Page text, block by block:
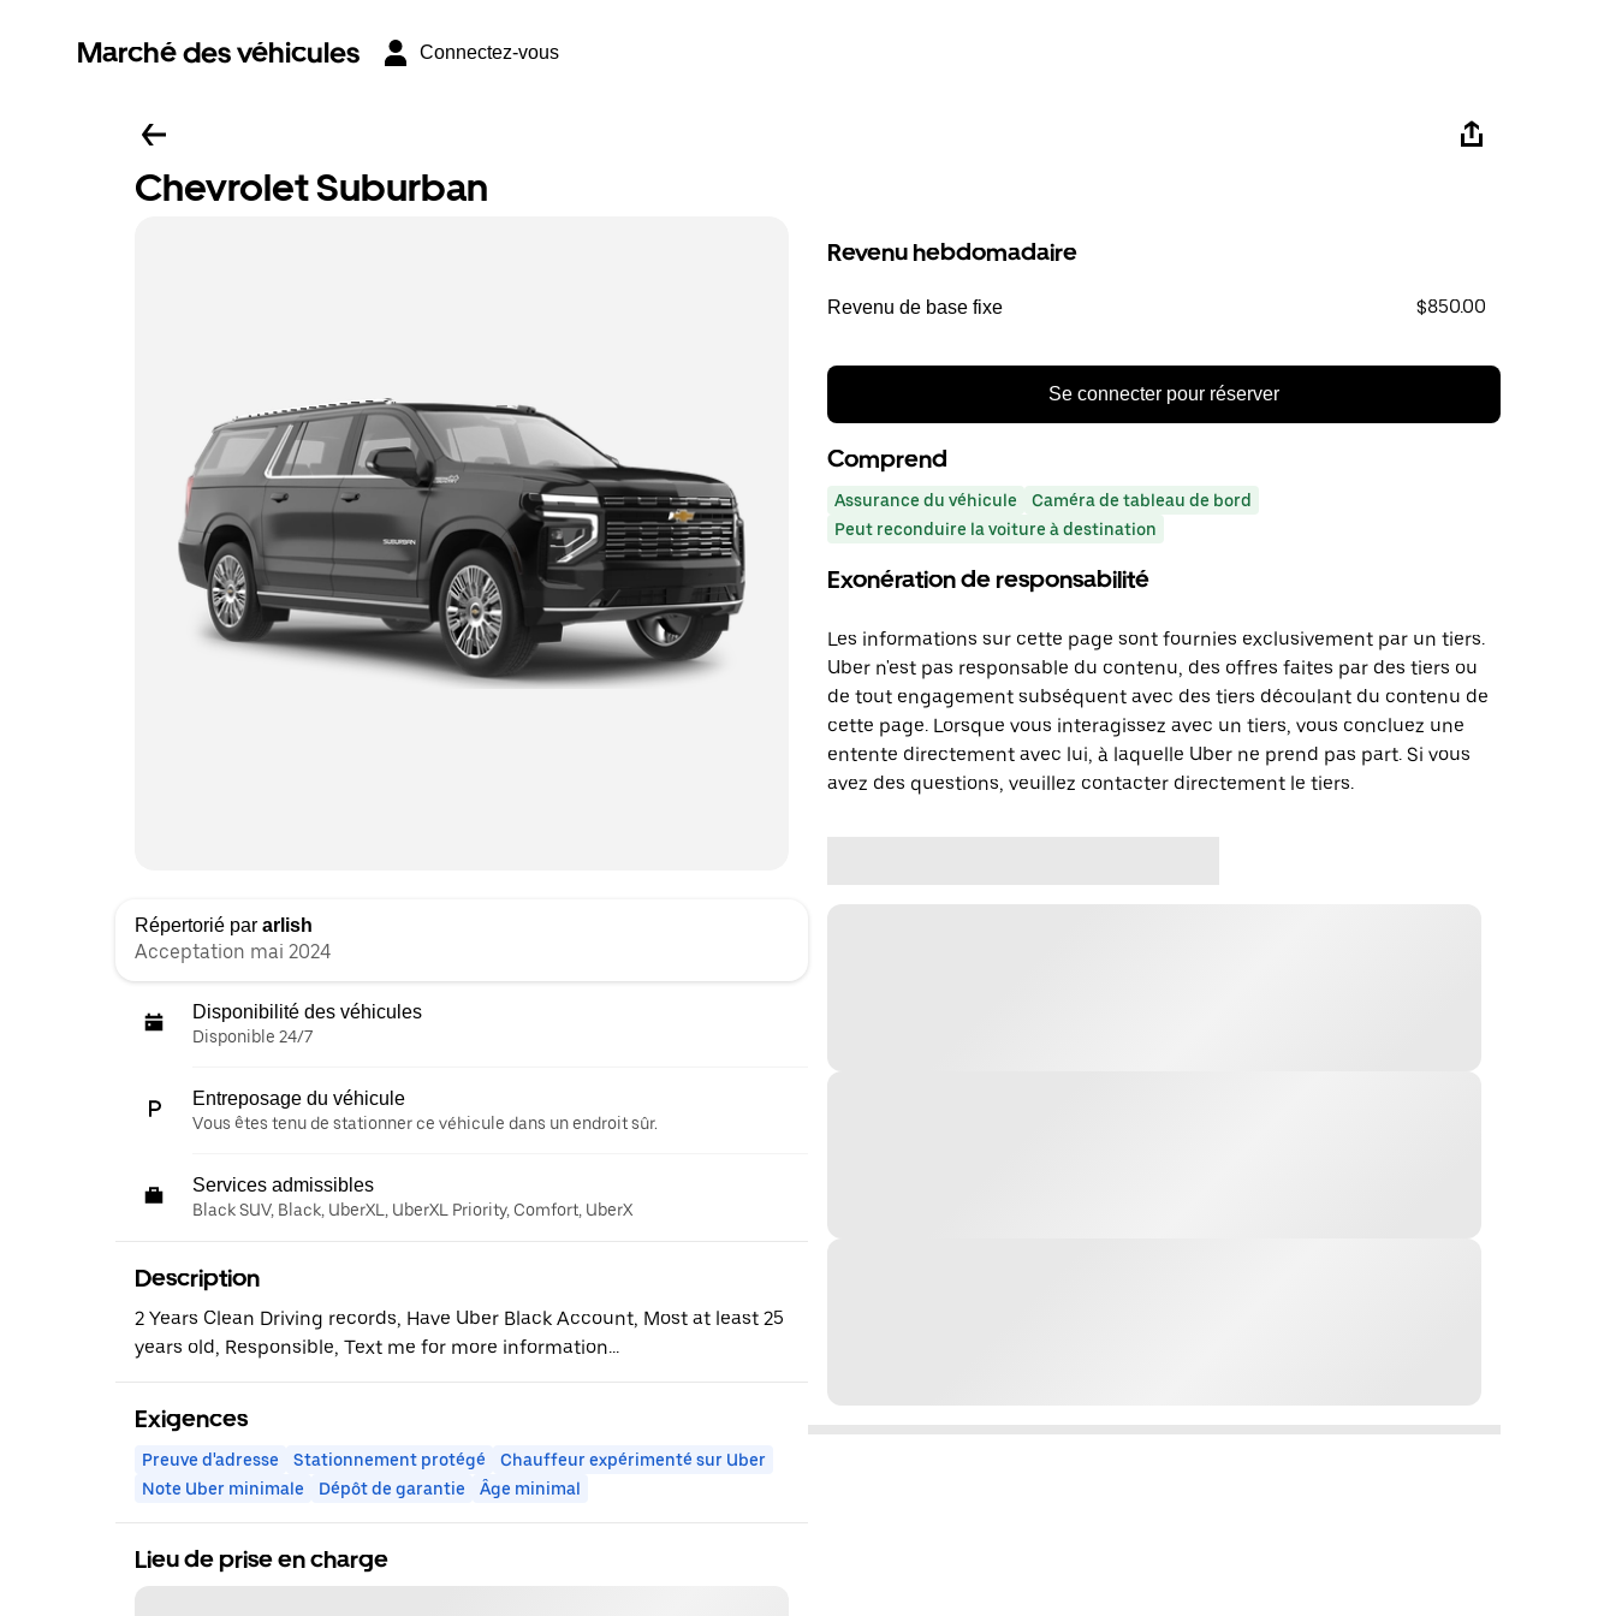
Marché des véhicules Connectez-vous
Chevrolet Suburban
Répertorié par arlish
Acceptation mai 2024
Disponibilité des véhicules
Disponible 24/7
Entreposage du véhicule
Vous êtes tenu de stationner ce véhicule dans un endroit sûr.
Services admissibles
Black SUV, Black, UberXL, UberXL Priority, Comfort, UberX
Description
2 Years Clean Driving records, Have Uber Black Account, Most at least 25
years old, Responsible, Text me for more information...
Exigences
Preuve d'adresse Stationnement protégé
Chauffeur expérimenté sur Uber
Note Uber minimale
Dépôt de garantie Âge minimal
Lieu de prise en charge
Revenu hebdomadaire
Revenu de base fixe $850.00
Se connecter pour réserver
Comprend
Assurance du véhicule
Caméra de tableau de bord
Peut reconduire la voiture à destination
Exonération de responsabilité
Les informations sur cette page sont fournies exclusivement par un tiers.
Uber n'est pas responsable du contenu, des offres faites par des tiers ou
de tout engagement subséquent avec des tiers découlant du contenu de
cette page. Lorsque vous interagissez avec un tiers, vous concluez une
entente directement avec lui, à laquelle Uber ne prend pas part. Si vous
avez des questions, veuillez contacter directement le tiers.